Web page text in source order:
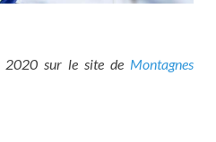
sur le site de Montagnes